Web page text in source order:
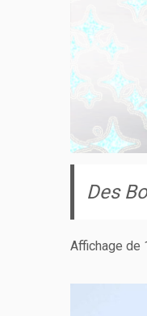
Des
Affichage de